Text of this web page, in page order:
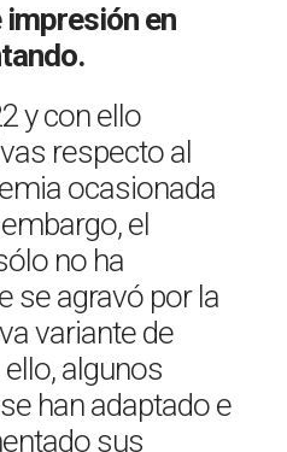
impresión en
y con ello
respecto al
ocasionada
el
no ha
se agravó por la
variante de
algunos
han adaptado e
sus